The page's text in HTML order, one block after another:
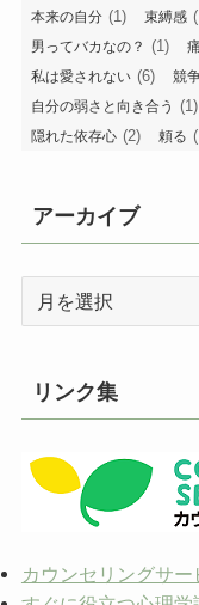
本来の自分 (1) 束縛感
男ってバカなの？ (1)
私は愛されない (6) 競
自分の弱さと向き合う (1)
隠れた依存心 (2) 頼る
アーカイブ
イ
リンク集
カウンセリングサ